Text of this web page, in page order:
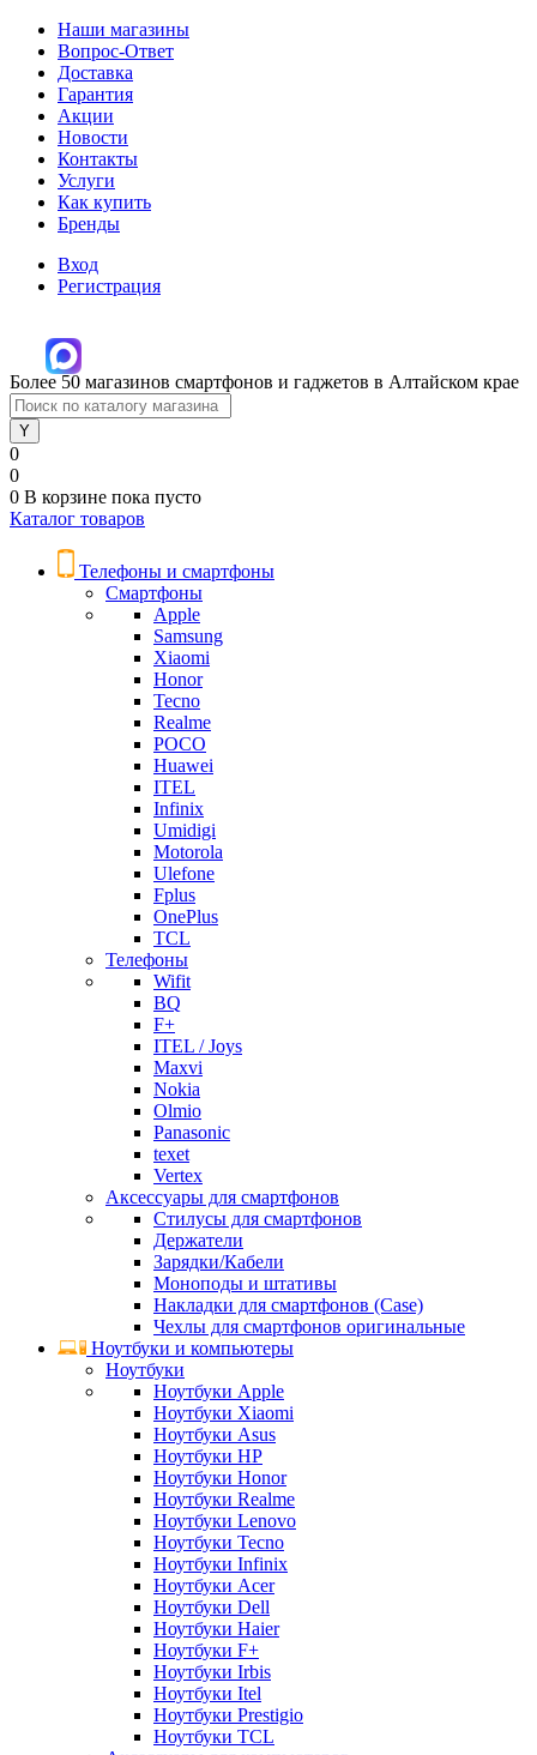
Наши магазины
Вопрос-Ответ
Доставка
Гарантия
Акции
Новости
Контакты
Услуги
Как купить
Бренды
Вход
Регистрация
Более 50 магазинов смартфонов и гаджетов в Алтайском крае
0
0
0 В корзине пока пусто
Каталог товаров
Телефоны и смартфоны
Смартфоны
Apple
Samsung
Xiaomi
Honor
Tecno
Realme
POCO
Huawei
ITEL
Infinix
Umidigi
Motorola
Ulefone
Fplus
OnePlus
TCL
Телефоны
Wifit
BQ
F+
ITEL / Joys
Maxvi
Nokia
Olmio
Panasonic
texet
Vertex
Аксессуары для смартфонов
Стилусы для смартфонов
Держатели
Зарядки/Кабели
Моноподы и штативы
Накладки для смартфонов (Case)
Чехлы для смартфонов оригинальные
Ноутбуки и компьютеры
Ноутбуки
Ноутбуки Apple
Ноутбуки Xiaomi
Ноутбуки Asus
Ноутбуки HP
Ноутбуки Honor
Ноутбуки Realme
Ноутбуки Lenovo
Ноутбуки Tecno
Ноутбуки Infinix
Ноутбуки Acer
Ноутбуки Dell
Ноутбуки Haier
Ноутбуки F+
Ноутбуки Irbis
Ноутбуки Itel
Ноутбуки Prestigio
Ноутбуки TCL